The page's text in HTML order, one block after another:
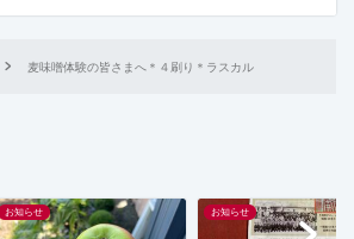
麦味噌体験の皆さまへ＊４刷り＊ラスカル
お知らせ お知らせ